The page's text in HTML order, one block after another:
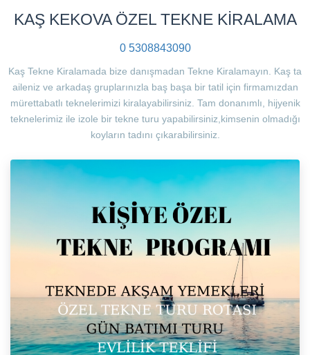
KAŞ KEKOVA ÖZEL TEKNE KİRALAMA
0 5308843090
Kaş Tekne Kiralamada bize danışmadan Tekne Kiralamayın. Kaş ta
aileniz ve arkadaş gruplarınızla baş başa bir tatil için firmamızdan
mürettabatlı teknelerimizi kiralayabilirsiniz. Tam donanımlı, hijyenik
teknelerimiz ile izole bir tekne turu yapabilirsiniz,kimsenin olmadığı
koyların tadını çıkarabilirsiniz.